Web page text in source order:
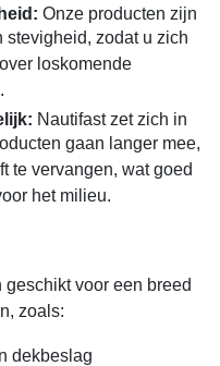
Onze producten zijn
zodat u zich
loskomende
Nautifast zet zich in
gaan langer mee,
te vervangen, wat goed
het milieu.
voor een breed
zoals:
dekbeslag